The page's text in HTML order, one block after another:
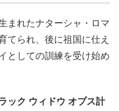
まれたナターシャ・ロマ
てられ、後に祖国に仕え
としての訓練を受け始め
ック ウィドウ オプス計